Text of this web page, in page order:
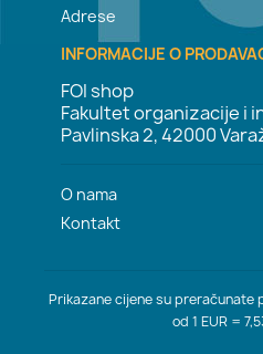
Adrese
INFORMACIJE O
FOI shop
Fakultet organizacije i
Pavlinska 2, 42000
O nama
Kontakt
Prikazane cijene su preračunate
od 1 EUR =